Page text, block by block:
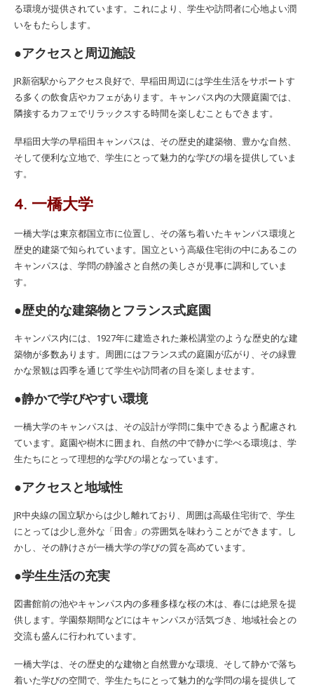
る環境が提供されています。これにより、学生や訪問者に心地よい潤
いをもたらします。
●アクセスと周辺施設
JR新宿駅からアクセス良好で、早稲田周辺には学生生活をサポートす
る多くの飲食店やカフェがあります。キャンパス内の大隈庭園では、
隣接するカフェでリラックスする時間を楽しむこともできます。
早稲田大学の早稲田キャンパスは、その歴史的建築物、豊かな自然、
そして便利な立地で、学生にとって魅力的な学びの場を提供していま
す。
4. 一橋大学
一橋大学は東京都国立市に位置し、その落ち着いたキャンパス環境と
歴史的建築で知られています。国立という高級住宅街の中にあるこの
キャンパスは、学問の静謐さと自然の美しさが見事に調和していま
す。
●歴史的な建築物とフランス式庭園
キャンパス内には、1927年に建造された兼松講堂のような歴史的な建
築物が多数あります。周囲にはフランス式の庭園が広がり、その緑豊
かな景観は四季を通じて学生や訪問者の目を楽しませます。
●静かで学びやすい環境
一橋大学のキャンパスは、その設計が学問に集中できるよう配慮され
ています。庭園や樹木に囲まれ、自然の中で静かに学べる環境は、学
生たちにとって理想的な学びの場となっています。
●アクセスと地域性
JR中央線の国立駅からは少し離れており、周囲は高級住宅街で、学生
にとっては少し意外な「田舎」の雰囲気を味わうことができます。し
かし、その静けさが一橋大学の学びの質を高めています。
●学生生活の充実
図書館前の池やキャンパス内の多種多様な桜の木は、春には絶景を提
供します。学園祭期間などにはキャンパスが活気づき、地域社会との
交流も盛んに行われています。
一橋大学は、その歴史的な建物と自然豊かな環境、そして静かで落ち
着いた学びの空間で、学生たちにとって魅力的な学問の場を提供して